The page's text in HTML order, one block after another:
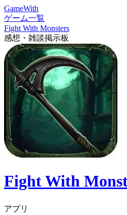
GameWith
ゲーム一覧
Fight With Monsters
感想・雑談掲示板
Fight With
アプリ